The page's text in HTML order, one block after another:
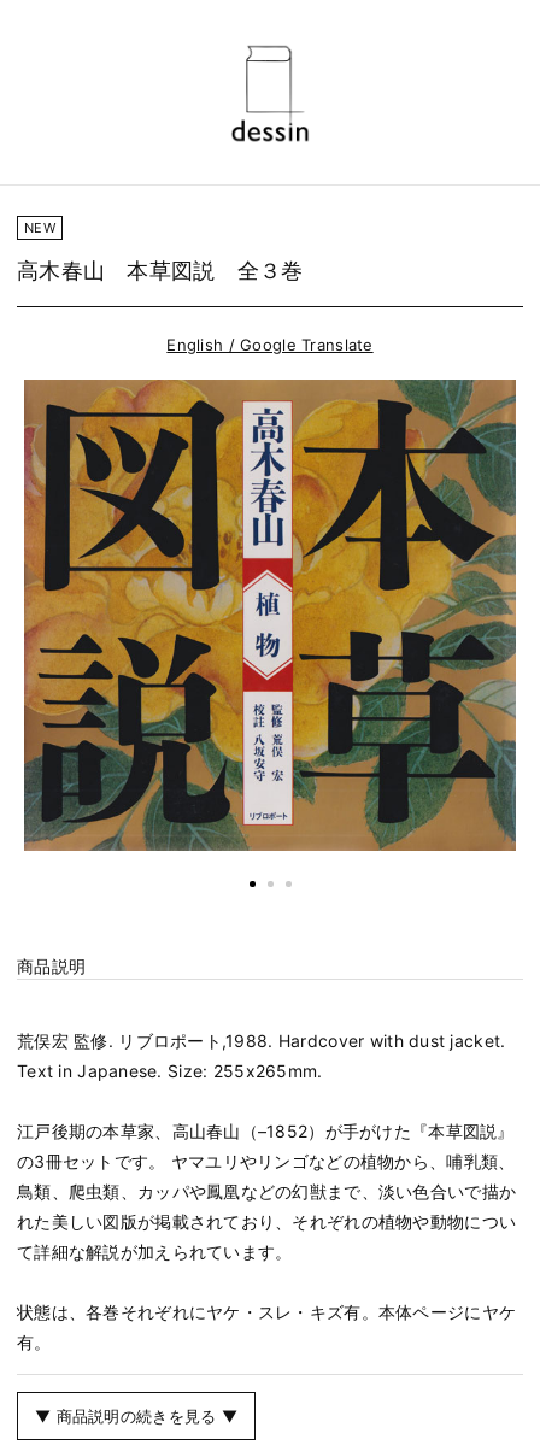
NEW
高木春山 本草図説 全３巻
English / Google Translate
商品説明
荒俣宏 監修. リブロポート,1988. Hardcover with dust jacket.
Text in Japanese. Size: 255x265mm.
江戸後期の本草家、高山春山（–1852）が手がけた『本草図説』
の3冊セットです。 ヤマユリやリンゴなどの植物から、哺乳類、
鳥類、爬虫類、カッパや鳳凰などの幻獣まで、淡い色合いで描か
れた美しい図版が掲載されており、それぞれの植物や動物につい
て詳細な解説が加えられています。
状態は、各巻それぞれにヤケ・スレ・キズ有。本体ページにヤケ
有。
▼ 商品説明の続きを見る ▼